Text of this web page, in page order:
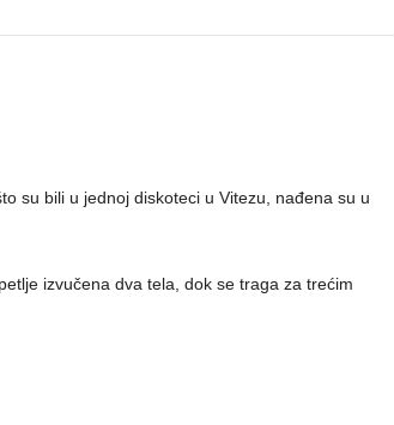
su bili u jednoj diskoteci u Vitezu, nađena su u
izvučena dva tela, dok se traga za trećim